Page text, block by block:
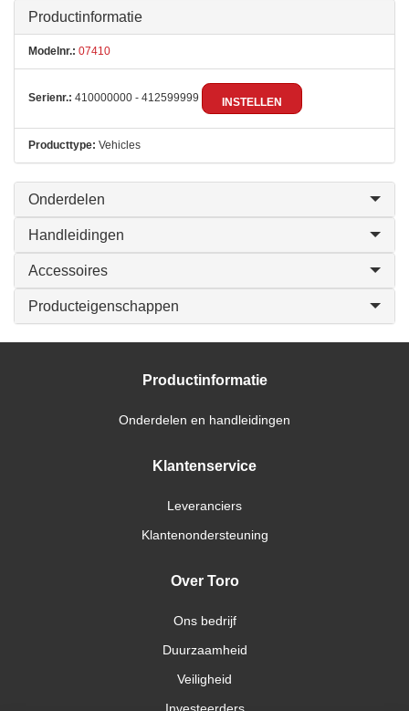
Productinformatie
Modelnr.: 07410
Serienr.: 410000000 - 412599999 INSTELLEN
Producttype: Vehicles
Onderdelen
Handleidingen
Accessoires
Producteigenschappen
Productinformatie
Onderdelen en handleidingen
Klantenservice
Leveranciers
Klantenondersteuning
Over Toro
Ons bedrijf
Duurzaamheid
Veiligheid